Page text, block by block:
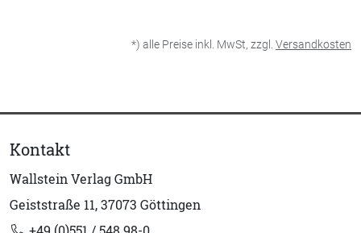
*) alle Preise inkl. MwSt, zzgl. Versandkosten
Kontakt
Wallstein Verlag GmbH
Geiststraße 11, 37073 Göttingen